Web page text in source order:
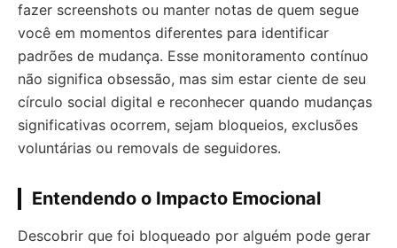
fazer screenshots ou manter notas de quem segue
você em momentos diferentes para identificar
padrões de mudança. Esse monitoramento contínuo
não significa obsessão, mas sim estar ciente de seu
círculo social digital e reconhecer quando mudanças
significativas ocorrem, sejam bloqueios, exclusões
voluntárias ou removals de seguidores.
Entendendo o Impacto Emocional
Descobrir que foi bloqueado por alguém pode gerar